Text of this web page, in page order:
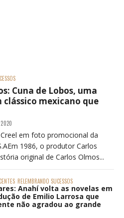
Cuna de Lobos, uma
mexicano que
em foto promocional da
1986, o produtor Carlos
original de Carlos Olmos...
RELEMBRANDO SUCESSOS
Anahí volta as novelas em
de Emilio Larrosa que
não agradou ao grande